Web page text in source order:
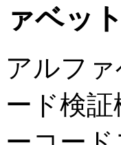
ァベッ
アルフ
ード検